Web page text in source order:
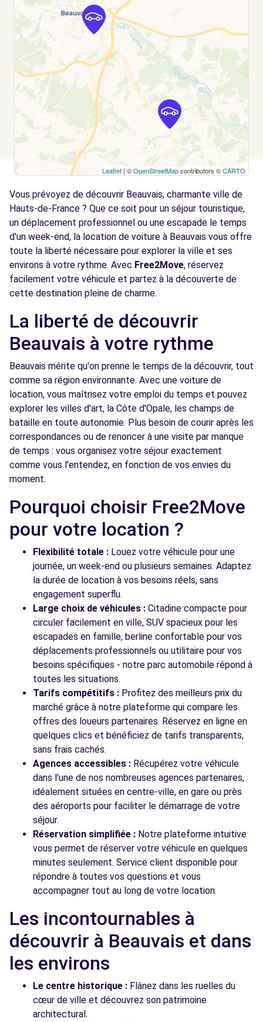
Voir l'agence
Free2move Rent - RIESTER LOCATION -
BEAUVAIS AEROPORT (O)
RUE DE TILLE
TILLE, 60000
Voir l'agence
Free2move Rent - GARAGE VOISIN -
LAFRAYE
11.9
km
33 RUE DE L'EGLISE
LAFRAYE, 60510
Voir l'agence
Free2Move Rent - GARAGE AUTO'MOBILE -
STE-GENEVIEVE (C)
km
STE-GENEVIEVE, 60730
Voir l'agence
Leaflet | ©OpenStreetMapcontributors ©CARTO
Vous prévoyez de découvrir Beauvais, charmante ville de
Hauts-de-France ? Que ce soit pour un séjour touristique,
un déplacement professionnel ou une escapade le temps
d'un week-end, la location de voiture à Beauvais vous offre
toute la liberté nécessaire pour explorer la ville et ses
environs à votre rythme. Avec Free2Move, réservez
facilement votre véhicule et partez à la découverte de
cette destination pleine de charme.
La liberté de découvrir
Beauvais à votre rythme
Beauvais mérite qu'on prenne le temps de la découvrir, tout
comme sa région environnante. Avec une voiture de
location, vous maîtrisez votre emploi du temps et pouvez
explorer les villes d'art, la Côte d'Opale, les champs de
bataille en toute autonomie. Plus besoin de courir après les
correspondances ou de renoncer à une visite par manque
de temps : vous organisez votre séjour exactement
comme vous l'entendez, en fonction de vos envies du
moment.
Pourquoi choisir Free2Move
pour votre location ?
Flexibilité totale : Louez votre véhicule pour une
journée, un week-end ou plusieurs semaines. Adaptez
la durée de location à vos besoins réels, sans
engagement superflu.
Large choix de véhicules : Citadine compacte pour
circuler facilement en ville, SUV spacieux pour les
escapades en famille, berline confortable pour vos
déplacements professionnels ou utilitaire pour vos
besoins spécifiques - notre parc automobile répond à
toutes les situations.
Tarifs compétitifs : Profitez des meilleurs prix du
marché grâce à notre plateforme qui compare les
offres des loueurs partenaires. Réservez en ligne en
quelques clics et bénéficiez de tarifs transparents,
sans frais cachés.
Agences accessibles : Récupérez votre véhicule
dans l'une de nos nombreuses agences partenaires,
idéalement situées en centre-ville, en gare ou près
des aéroports pour faciliter le démarrage de votre
séjour.
Réservation simplifiée : Notre plateforme intuitive
vous permet de réserver votre véhicule en quelques
minutes seulement. Service client disponible pour
répondre à toutes vos questions et vous
accompagner tout au long de votre location.
Les incontournables à
découvrir à Beauvais et dans
les environs
Le centre historique : Flânez dans les ruelles du
cœur de ville et découvrez son patrimoine
architectural.